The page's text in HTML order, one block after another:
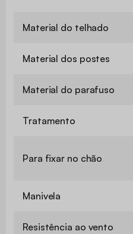
Material do telhado
Material dos postes
Material do parafuso
Tratamento
Para fixar no chão
Manivela
Resistência ao vento